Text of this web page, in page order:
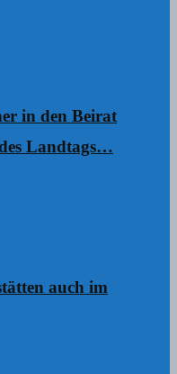
in den Beirat
Landtags…
auch im